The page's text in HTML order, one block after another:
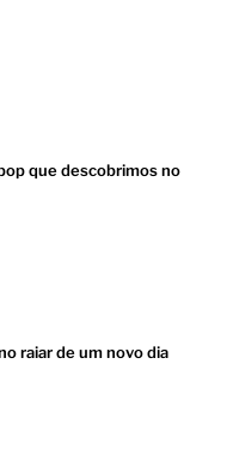
que descobrimos no
raiar de um novo dia